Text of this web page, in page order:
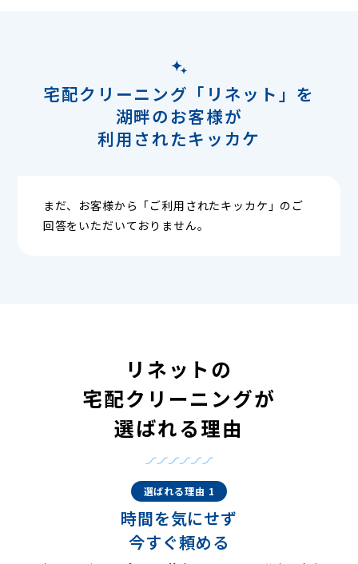
宅配クリーニング「リネット」を
湖畔のお客様が
利用されたキッカケ
まだ、お客様から「ご利用されたキッカケ」のご
回答をいただいておりません。
リネットの
宅配クリーニングが
選ばれる理由
選ばれる理由 1
時間を気にせず
今すぐ頼める